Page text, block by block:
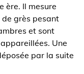
ère. Il mesure
grès pesant
et sont
Une
par la suite